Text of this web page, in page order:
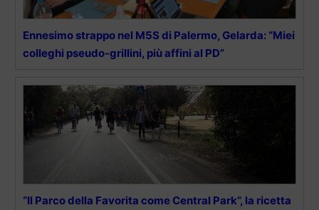
Ennesimo strappo nel M5S di Palermo, Gelarda: “Miei
colleghi pseudo-grillini, più affini al PD”
“Il Parco della Favorita come Central Park”, la ricetta